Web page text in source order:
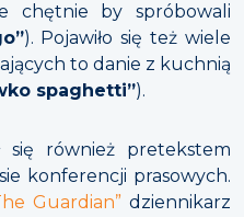
chętnie by spróbowali
). Pojawiło się też wiele
to danie z kuchnią
spaghetti”).
się również pretekstem
konferencji prasowych.
Guardian” dziennikarz